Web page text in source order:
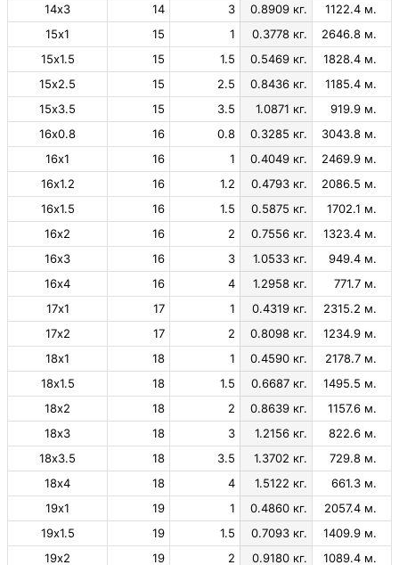
14х3
14 3 0.8909 кг.
1122.4 м.
15х1
15 1 0.3778 кг.
2646.8 м.
15х1.5
15 1.5 0.5469 кг.
1828.4 м.
15х2.5
15 2.5 0.8436 кг.
1185.4 м.
15х3.5
15 3.5 1.0871 кг.
919.9 м.
16х0.8
16 0.8 0.3285 кг.
3043.8 м.
16х1
16 1 0.4049 кг.
2469.9 м.
16х1.2
16 1.2 0.4793 кг.
2086.5 м.
16х1.5
16 1.5 0.5875 кг.
1702.1 м.
16х2
16 2 0.7556 кг.
1323.4 м.
16х3
16 3 1.0533 кг.
949.4 м.
16х4
16 4 1.2958 кг.
771.7 м.
17х1
17 1 0.4319 кг.
2315.2 м.
17х2
17 2 0.8098 кг.
1234.9 м.
18х1
18 1 0.4590 кг.
2178.7 м.
18х1.5
18 1.5 0.6687 кг.
1495.5 м.
18х2
18 2 0.8639 кг.
1157.6 м.
18х3
18 3 1.2156 кг.
822.6 м.
18х3.5
18 3.5 1.3702 кг.
729.8 м.
18х4
18 4 1.5122 кг.
661.3 м.
19х1
19 1 0.4860 кг.
2057.4 м.
19х1.5
19 1.5 0.7093 кг.
1409.9 м.
19х2
19 2 0.9180 кг. 1089.4 м.